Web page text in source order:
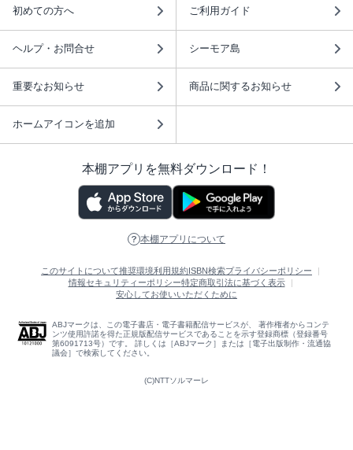
初めての方へ ご利用ガイド
ヘルプ・お問合せ シーモア島
重要なお知らせ 商品に関するお知らせ
ホームアイコンを追加
本棚アプリを無料ダウンロード！
本棚アプリについて
このサイトについて推奨環境利用規約 ISBN検索プライバシーポリシー
情報セキュリティーポリシー特定商取引法に基づく表示
安心してお使いいただくために
ABJマークは、この電子書店・電子書籍配信サービスが、 著作権者からコンテ
ンツ使用許諾を得た正規版配信サービスであることを示す登録商標（登録番号
第6091713号）です。 詳しくは［ABJマーク］または［電子出版制作・流通協
議会］で検索してください。
(C)NTTソルマーレ